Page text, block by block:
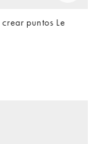
puntos Le